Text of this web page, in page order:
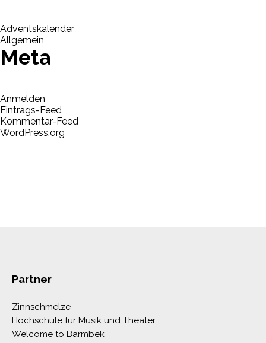
Adventskalender
Allgemein
Meta
Anmelden
Eintrags-Feed
Kommentar-Feed
WordPress.org
Partner
Zinnschmelze
Hochschule für Musik und Theater
Welcome to Barmbek